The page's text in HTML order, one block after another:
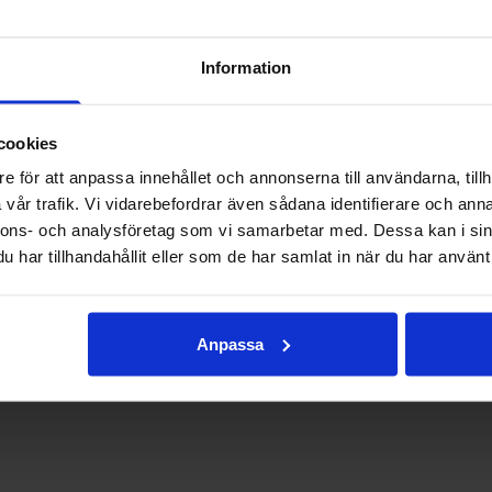
Information
för att anpassa innehållet och annonserna till användarna,
trafik. Vi vidarebefordrar även sådana identifierare och
och analysföretag som vi samarbetar med. Dessa kan i
har tillhandahållit eller som de har samlat in när du har
Anpassa
av vinster i samband med lassokastningen.
kulturreservat och kyrkstad i kyrkan.
i föreningshuset.
för fler aktiviteter.